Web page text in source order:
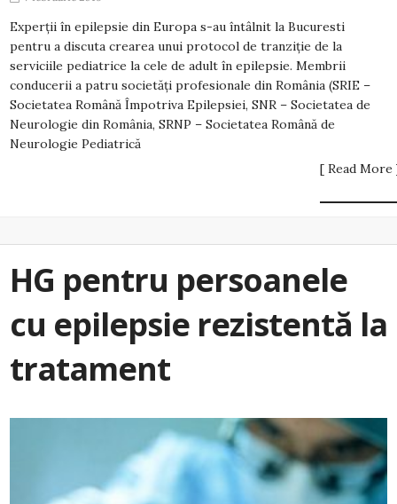
Experții în epilepsie din Europa s-au întâlnit la Bucuresti
pentru a discuta crearea unui protocol de tranziție de la
serviciile pediatrice la cele de adult în epilepsie. Membrii
conducerii a patru societăți profesionale din România (SRIE –
Societatea Română Împotriva Epilepsiei, SNR – Societatea de
Neurologie din România, SRNP – Societatea Română de
Neurologie Pediatrică
[ Read More
HG pentru persoanele
cu epilepsie rezistentă la
tratament